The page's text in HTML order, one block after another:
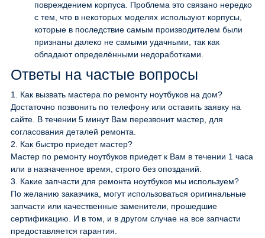
повреждением корпуса. Проблема это связано нередко
с тем, что в некоторых моделях используют корпусы,
которые в последствие самым производителем были
признаны далеко не самыми удачными, так как
обладают определёнными недоработками.
Ответы на частые вопросы
1.
Как вызвать мастера по ремонту ноутбуков на дом?
Достаточно позвонить по телефону или оставить заявку на
сайте. В течении 5 минут Вам перезвонит мастер, для
согласования деталей ремонта.
2.
Как быстро приедет мастер?
Мастер по ремонту ноутбуков приедет к Вам в течении 1 часа
или в назначенное время, строго без опозданий.
3.
Какие запчасти для ремонта ноутбуков мы используем?
По желанию заказчика, могут использоваться оригинальные
запчасти или качественные заменители, прошедшие
сертификацию. И в том, и в другом случае на все запчасти
предоставляется гарантия.